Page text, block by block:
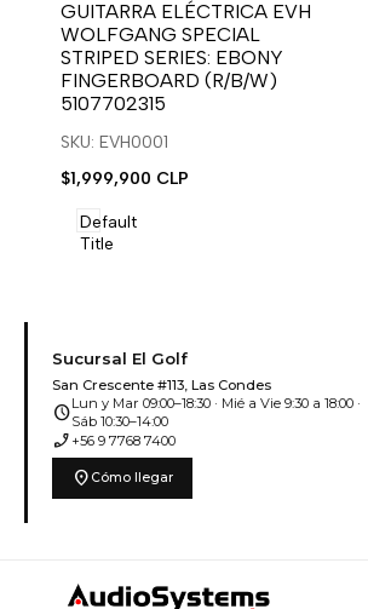
para
usar
la
lista
de
deseos.
para
usar
Compare
GUITARRA ELÉCTRICA EVH
WOLFGANG SPECIAL
STRIPED SERIES: EBONY
FINGERBOARD (R/B/W)
5107702315
SKU: EVH0001
Precio
venta
$1,999,900 CLP
Default
Title
Sucursal El Golf
San Crescente #113, Las Condes
scheduleLun y Mar 09:00–18:30 · Mié a Vie 9:30 a 18:00 ·
Sáb 10:30–14:00
phone_enabled +56 9 7768 7400
location_on Cómo llegar